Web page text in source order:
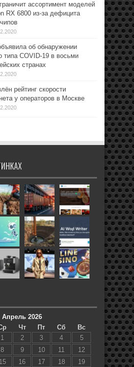
ассортимент моделей
RX 6800 из-за дефицита
об обнаружении
типа COVID-19 в восьми
странах
рейтинг скорости
у операторов в Москве
Апрель 2026
Чт Пт Сб
Вс
1
2 3 4
5
8 9 10 11
12
15 16 17 18 19